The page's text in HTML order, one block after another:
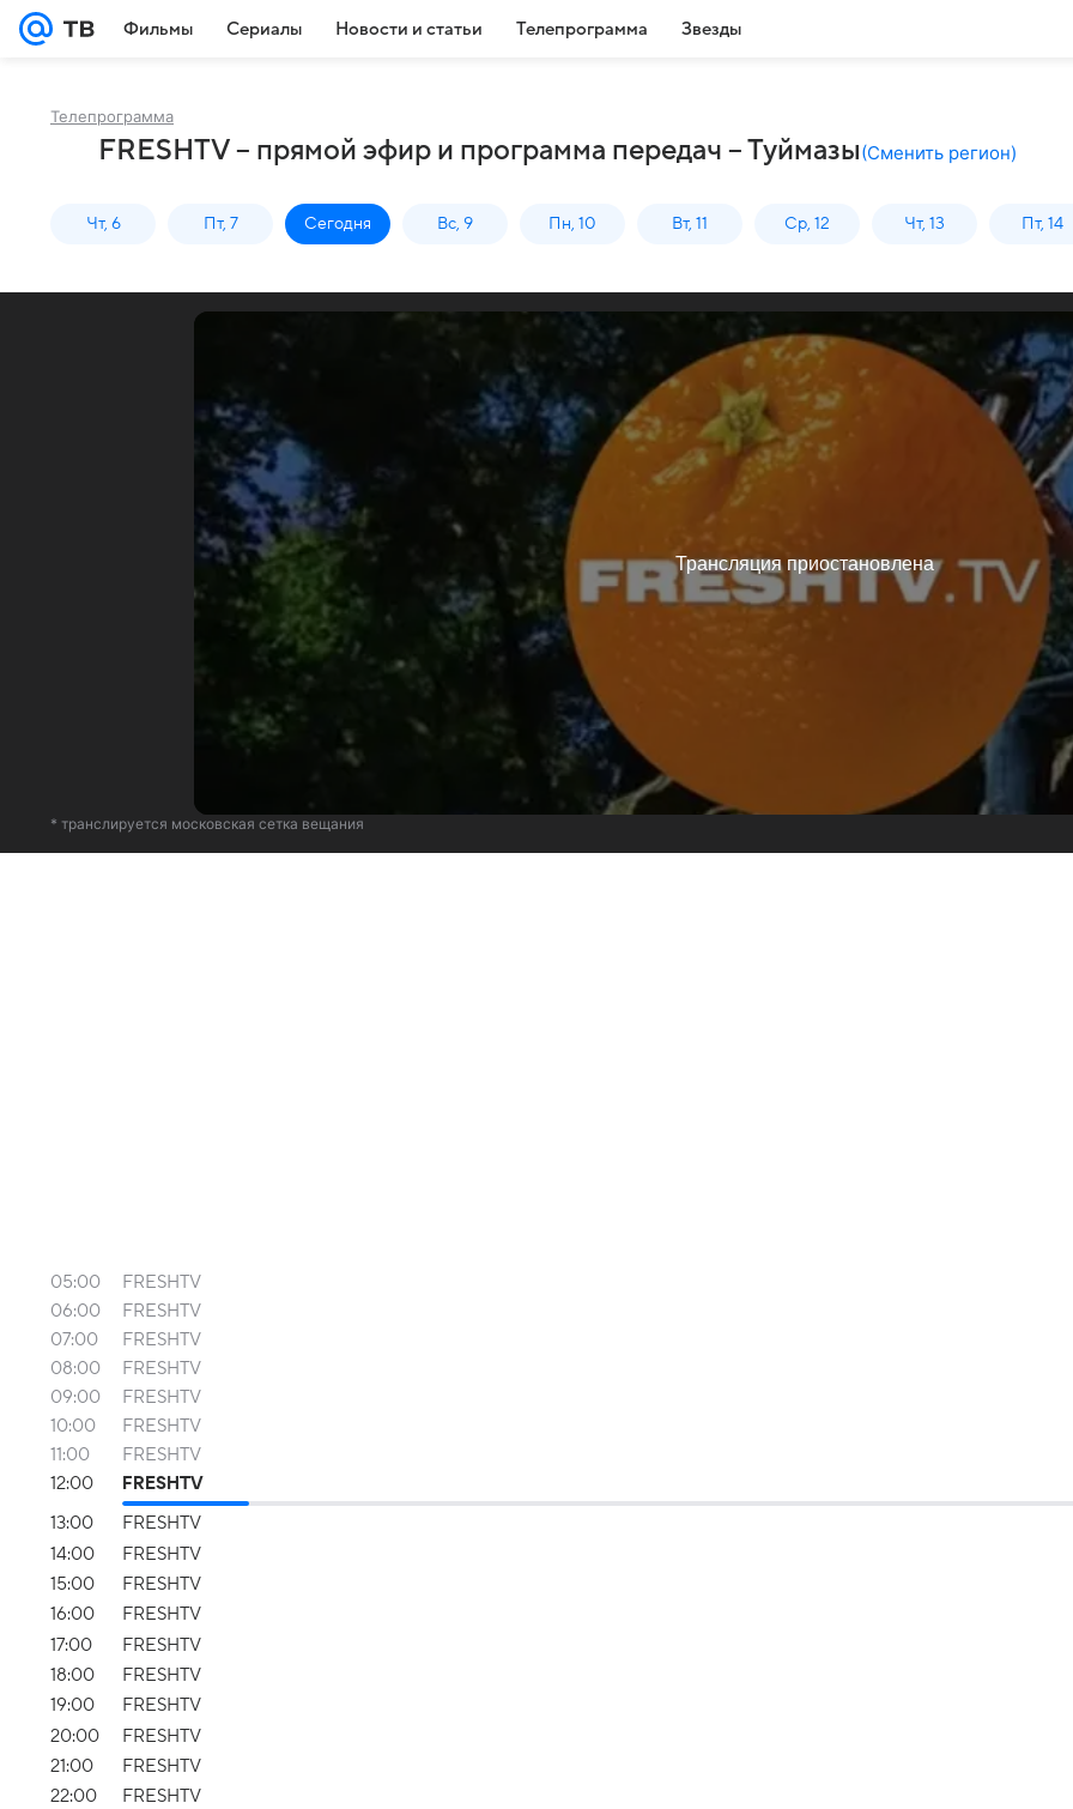
Фильмы Сериалы Новости и статьи Телепрограмма Звезды
Телепрограмма
FRESHTV – прямой эфир и программа передач – Туймазы(Сменить регион)
Чт, 6 Пт, 7 Сегодня Вс, 9 Пн, 10 Вт, 11 Ср, 12 Чт, 13 Пт, 14
* транслируется московская сетка вещания
05:00
FRESHTV
06:00
FRESHTV
07:00
FRESHTV
08:00
FRESHTV
09:00
FRESHTV
10:00
FRESHTV
11:00
FRESHTV
12:00
FRESHTV
13:00
FRESHTV
14:00
FRESHTV
15:00
FRESHTV
16:00
FRESHTV
17:00
FRESHTV
18:00
FRESHTV
19:00
FRESHTV
20:00
FRESHTV
21:00
FRESHTV
22:00
FRESHTV